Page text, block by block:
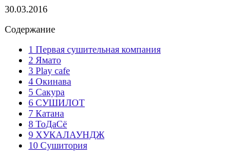
30.03.2016
Содержание
1 Первая сушительная компания
2 Ямато
3 Play cafe
4 Окинава
5 Сакура
6 СУШИЛОТ
7 Катана
8 ТоДаСё
9 ХУКАЛАУНДЖ
10 Сушитория